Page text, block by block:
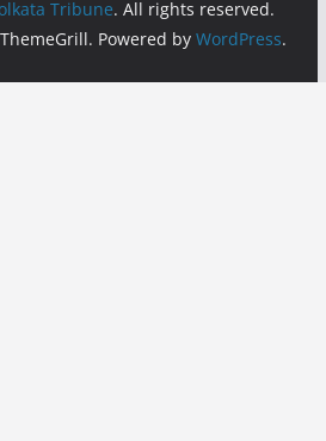
Tribune. All rights reserved.
Powered by WordPress.